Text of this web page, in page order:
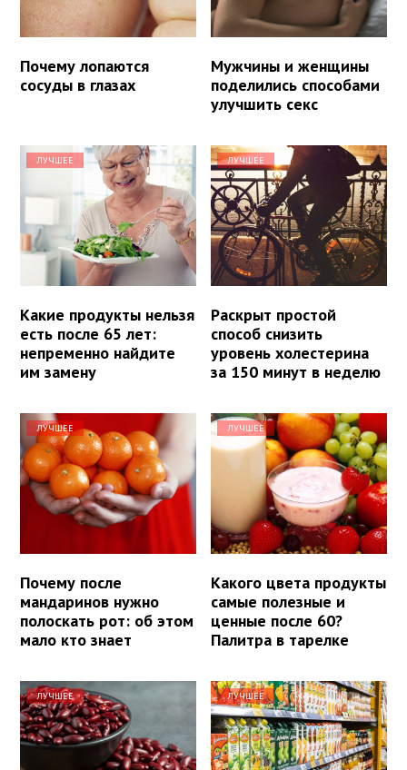
Почему лопаются
сосуды в глазах
Мужчины и женщины
поделились способами
улучшить секс
ЛУЧШЕЕ
Какие продукты нельзя
есть после 65 лет:
непременно найдите
им замену
ЛУЧШЕЕ
Раскрыт простой
способ снизить
уровень холестерина
за 150 минут в неделю
ЛУЧШЕЕ
Почему после
мандаринов нужно
полоскать рот: об этом
мало кто знает
ЛУЧШЕЕ
Какого цвета продукты
самые полезные и
ценные после 60?
Палитра в тарелке
ЛУЧШЕЕ ЛУЧШЕЕ